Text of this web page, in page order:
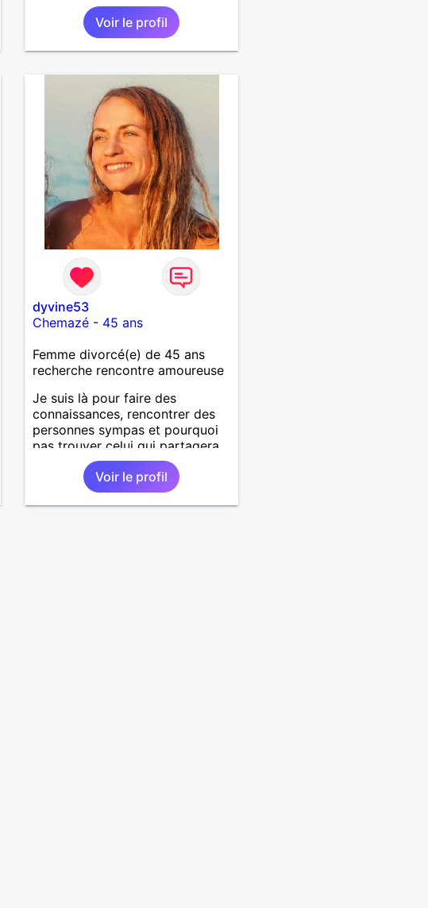
Voir le profil
dyvine53
Chemazé - 45 ans
Femme divorcé(e) de 45 ans
recherche rencontre amoureuse
Je suis là pour faire des
connaissances, rencontrer des
personnes sympas et pourquoi
pas trouver celui qui partagera
un bout de chemin avec moi.
Voir le profil